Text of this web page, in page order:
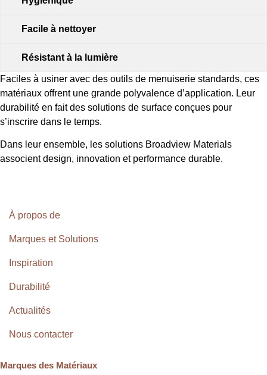
Facile à nettoyer
Résistant à la lumière
Faciles à usiner avec des outils de menuiserie standards, ces
matériaux offrent une grande polyvalence d’application. Leur
durabilité en fait des solutions de surface conçues pour
s’inscrire dans le temps.
Dans leur ensemble, les solutions Broadview Materials
associent design, innovation et performance durable.
À propos de
Marques et Solutions
Inspiration
Durabilité
Actualités
Nous contacter
Marques des Matériaux